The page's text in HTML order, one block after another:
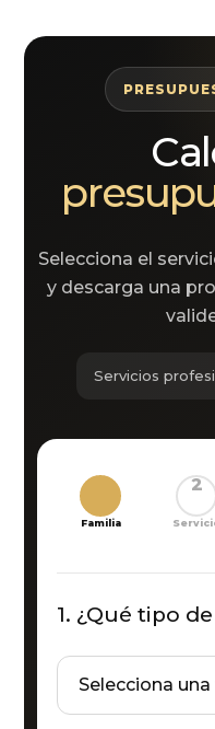
Selecciona el
y descarga una
Servicios
Familia
2
1. ¿Qué tipo